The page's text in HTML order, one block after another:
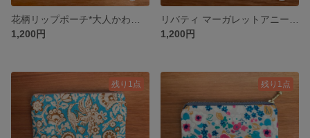
1,200円
1,200円
残り1点 残り1点